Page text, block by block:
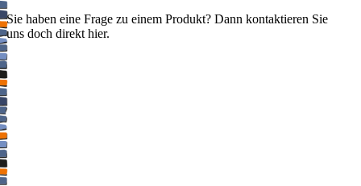
Sie haben eine Frage zu einem Produkt? Dann kontaktieren Sie
uns doch direkt hier.